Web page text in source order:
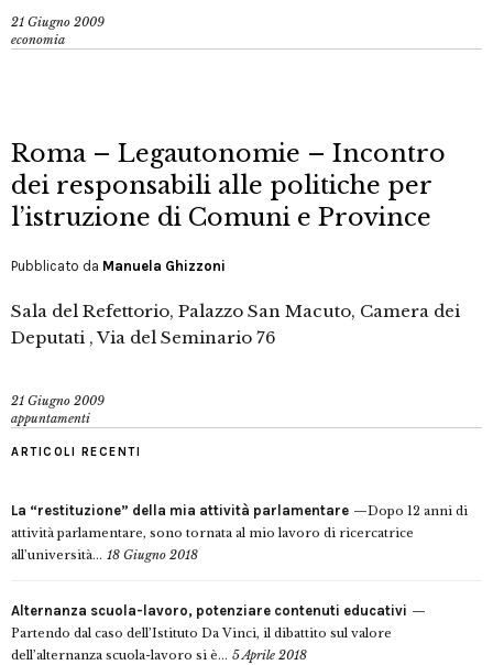
21 Giugno 2009
economia
Roma – Legautonomie – Incontro
dei responsabili alle politiche per
l’istruzione di Comuni e Province
Pubblicato da Manuela Ghizzoni
Sala del Refettorio, Palazzo San Macuto, Camera dei
Deputati , Via del Seminario 76
21 Giugno 2009
appuntamenti
ARTICOLI RECENTI
La “restituzione” della mia attività parlamentare
Dopo 12 anni di
attività parlamentare, sono tornata al mio lavoro di ricercatrice
all’università... 18 Giugno 2018
Alternanza scuola-lavoro, potenziare contenuti educativi
Partendo dal caso dell’Istituto Da Vinci, il dibattito sul valore
dell’alternanza scuola-lavoro si è... 5 Aprile 2018